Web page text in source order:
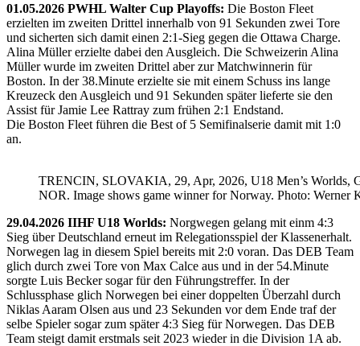
01.05.2026 PWHL Walter Cup Playoffs: Die Boston Fleet
erzielten im zweiten Drittel innerhalb von 91 Sekunden zwei Tore
und sicherten sich damit einen 2:1-Sieg gegen die Ottawa Charge.
Alina Müller erzielte dabei den Ausgleich. Die Schweizerin Alina
Müller wurde im zweiten Drittel aber zur Matchwinnerin für
Boston. In der 38.Minute erzielte sie mit einem Schuss ins lange
Kreuzeck den Ausgleich und 91 Sekunden später lieferte sie den
Assist für Jamie Lee Rattray zum frühen 2:1 Endstand.
Die Boston Fleet führen die Best of 5 Semifinalserie damit mit 1:0
an.
TRENCIN, SLOVAKIA, 29, Apr, 2026, U18 Men’s Worlds,
NOR. Image shows game winner for Norway. Photo: Werner
29.04.2026 IIHF U18 Worlds: Norgwegen gelang mit einm 4:3
Sieg über Deutschland erneut im Relegationsspiel der Klassenerhalt.
Norwegen lag in diesem Spiel bereits mit 2:0 voran. Das DEB Team
glich durch zwei Tore von Max Calce aus und in der 54.Minute
sorgte Luis Becker sogar für den Führungstreffer. In der
Schlussphase glich Norwegen bei einer doppelten Überzahl durch
Niklas Aaram Olsen aus und 23 Sekunden vor dem Ende traf der
selbe Spieler sogar zum später 4:3 Sieg für Norwegen. Das DEB
Team steigt damit erstmals seit 2023 wieder in die Division 1A ab.